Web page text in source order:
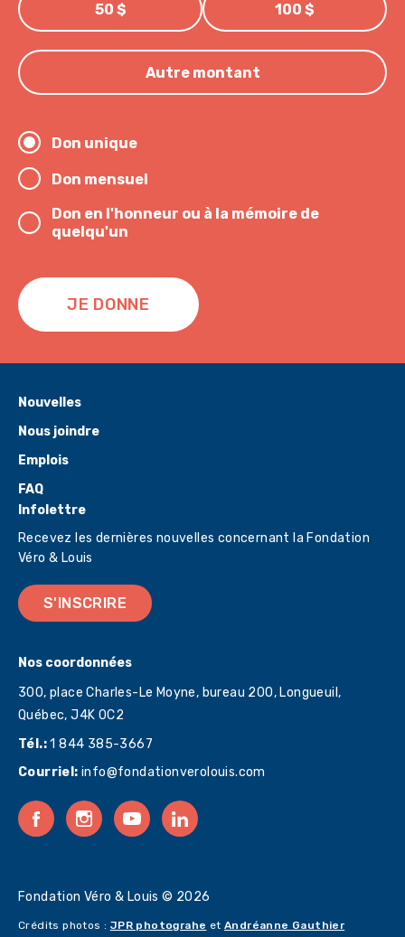
50 $ 100 $
Autre montant
Don unique
Don mensuel
Don en l'honneur ou à la mémoire de
quelqu'un
JE DONNE
Infolettre
Recevez les dernières nouvelles concernant la Fondation
Véro & Louis
S'INSCRIRE
Nos coordonnées
300, place Charles-Le Moyne, bureau 200, Longueuil,
Québec,J4K 0C2
Tél.:1 844 385-3667
Courriel: info@fondationverolouis.com
Nouvelles
Nous joindre
Emplois
FAQ
Fondation Véro & Louis © 2026
Crédits photos : JPR photograhe etAndréanne Gauthier